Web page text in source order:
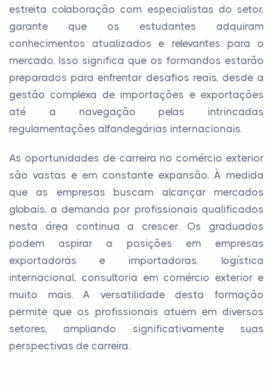
estreita colaboração com especialistas do setor,
garante que os estudantes adquiram
conhecimentos atualizados e relevantes para o
mercado. Isso significa que os formandos estarão
preparados para enfrentar desafios reais, desde a
gestão complexa de importações e exportações
até a navegação pelas intrincadas
regulamentações alfandegárias internacionais.
As oportunidades de carreira no comércio exterior
são vastas e em constante expansão. À medida
que as empresas buscam alcançar mercados
globais, a demanda por profissionais qualificados
nesta área continua a crescer. Os graduados
podem aspirar a posições em empresas
exportadoras e importadoras, logística
internacional, consultoria em comércio exterior e
muito mais. A versatilidade desta formação
permite que os profissionais atuem em diversos
setores, ampliando significativamente suas
perspectivas de carreira.